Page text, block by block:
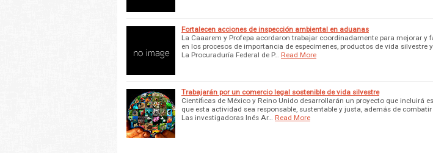
Fortalecen acciones de inspección ambiental en aduanas
La Caaarem y Profepa acordaron trabajar coordinadamente para mejorar y
en los procesos de importancia de especímenes, productos de vida silvestre
La Procuraduría Federal de P…
Read More
Trabajarán por un comercio legal sostenible de vida silvestre
Científicas de México y Reino Unido desarrollarán un proyecto que incluirá
que esta actividad sea responsable, sustentable y justa, además de combatir
Las investigadoras Inés Ar…
Read More